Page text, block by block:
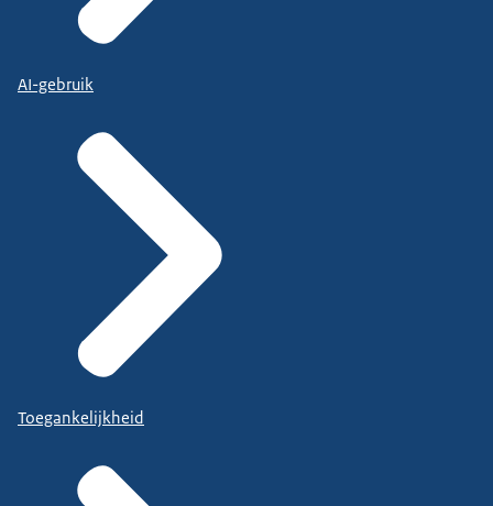
AI-gebruik
Toegankelijkheid